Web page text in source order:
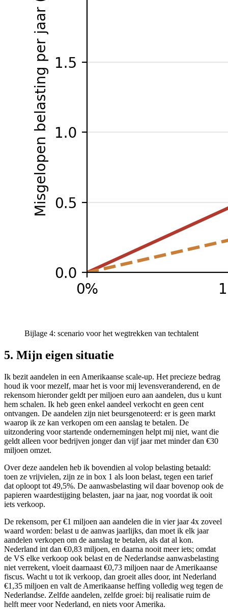
Bijlage 4: scenario voor het wegtrekken van techtalent
5. Mijn eigen situatie
Ik bezit aandelen in een Amerikaanse scale-up. Het precieze bedrag
houd ik voor mezelf, maar het is voor mij levensveranderend, en de
rekensom hieronder geldt per miljoen euro aan aandelen, dus u kunt
hem schalen. Ik heb geen enkel aandeel verkocht en geen cent
ontvangen. De aandelen zijn niet beursgenoteerd: er is geen markt
waarop ik ze kan verkopen om een aanslag te betalen. De
uitzondering voor startende ondernemingen helpt mij niet, want die
geldt alleen voor bedrijven jonger dan vijf jaar met minder dan €30
miljoen omzet.
Over deze aandelen heb ik bovendien al volop belasting betaald:
toen ze vrijvielen, zijn ze in box 1 als loon belast, tegen een tarief
dat oploopt tot 49,5%. De aanwasbelasting wil daar bovenop ook de
papieren waardestijging belasten, jaar na jaar, nog voordat ik ooit
iets verkoop.
De rekensom, per €1 miljoen aan aandelen die in vier jaar 4x zoveel
waard worden: belast u de aanwas jaarlijks, dan moet ik elk jaar
aandelen verkopen om de aanslag te betalen, als dat al kon.
Nederland int dan €0,83 miljoen, en daarna nooit meer iets; omdat
de VS elke verkoop ook belast en de Nederlandse aanwasbelasting
niet verrekent, vloeit daarnaast €0,73 miljoen naar de Amerikaanse
fiscus. Wacht u tot ik verkoop, dan groeit alles door, int Nederland
€1,35 miljoen en valt de Amerikaanse heffing volledig weg tegen de
Nederlandse. Zelfde aandelen, zelfde groei: bij realisatie ruim de
helft meer voor Nederland, en niets voor Amerika.